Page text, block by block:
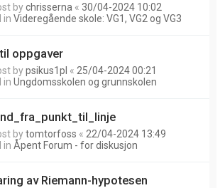
bychrisserna « 30/04-2024 10:02
in Videregående skole: VG1, VG2 og VG3
oppgaver
bypsikus1pl « 25/04-2024 00:21
in Ungdomsskolen og grunnskolen
bytomtorfoss « 22/04-2024 13:49
in Åpent Forum - for diskusjon
av Riemann-hypotesen